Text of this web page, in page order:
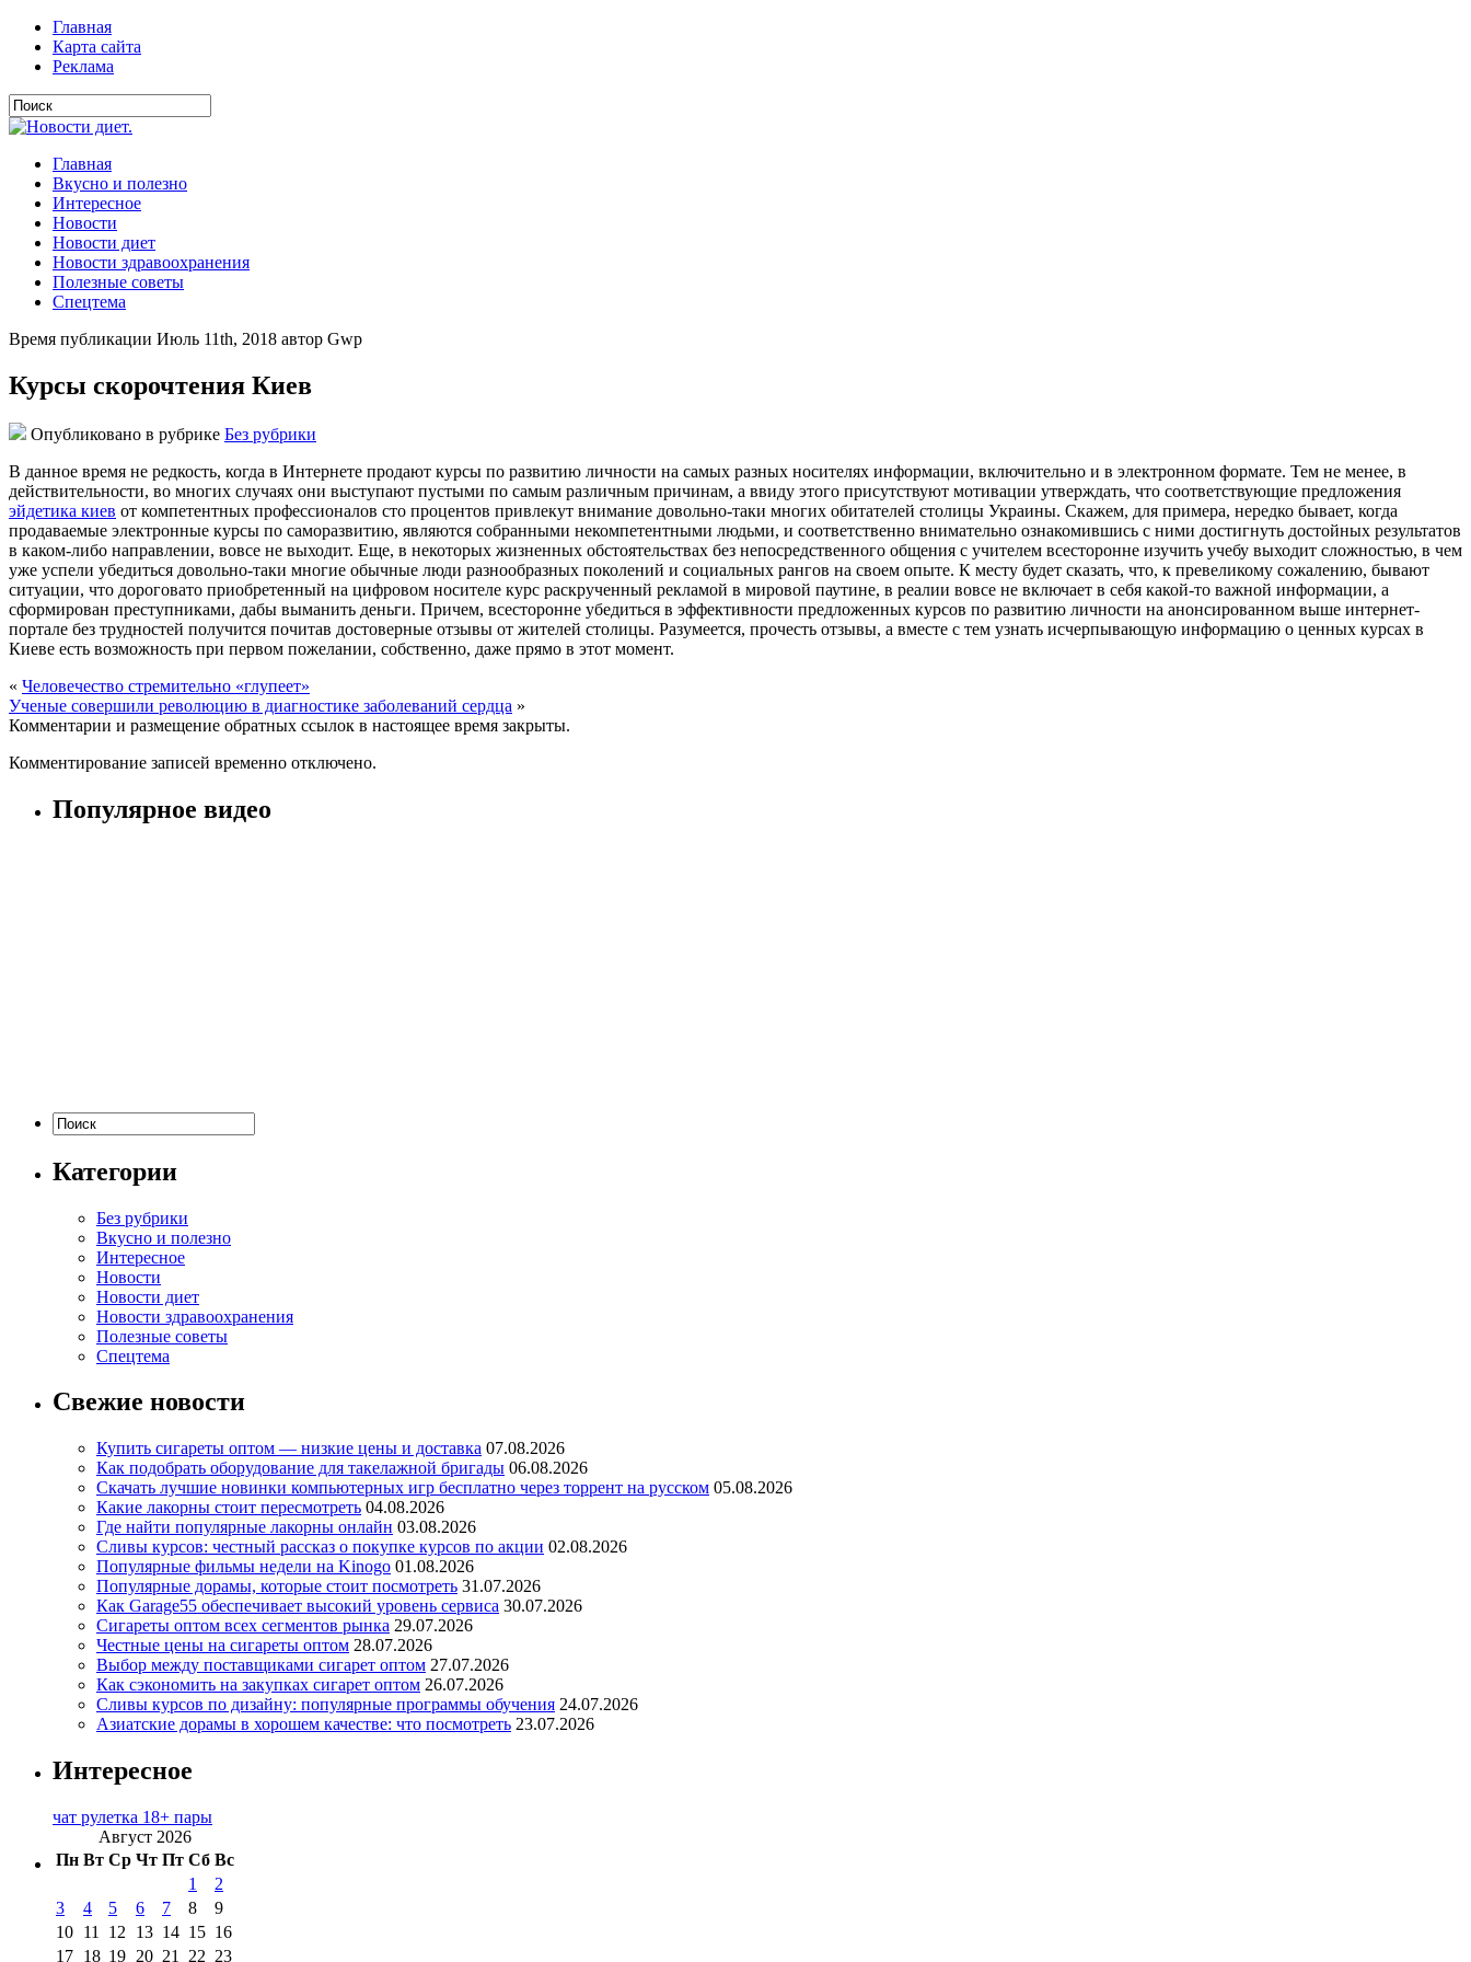
Главная
Карта сайта
Реклама
Главная
Вкусно и полезно
Интересное
Новости
Новости диет
Новости здравоохранения
Полезные советы
Спецтема
Время публикации Июль 11th, 2018 автор Gwp
Курсы скорочтения Киев
Опубликовано в рубрике Без рубрики
В данное время не редкость, когда в Интернете продают курсы по развитию личности на самых разных носителях информации, включительно и в электронном формате. Тем не менее, в
действительности, во многих случаях они выступают пустыми по самым различным причинам, а ввиду этого присутствуют мотивации утверждать, что соответствующие предложения
эйдетика киев от компетентных профессионалов сто процентов привлекут внимание довольно-таки многих обитателей столицы Украины. Скажем, для примера, нередко бывает, когда
продаваемые электронные курсы по саморазвитию, являются собранными некомпетентными людьми, и соответственно внимательно ознакомившись с ними достигнуть достойных результатов
в каком-либо направлении, вовсе не выходит. Еще, в некоторых жизненных обстоятельствах без непосредственного общения с учителем всесторонне изучить учебу выходит сложностью, в чем
уже успели убедиться довольно-таки многие обычные люди разнообразных поколений и социальных рангов на своем опыте. К месту будет сказать, что, к превеликому сожалению, бывают
ситуации, что дороговато приобретенный на цифровом носителе курс раскрученный рекламой в мировой паутине, в реалии вовсе не включает в себя какой-то важной информации, а
сформирован преступниками, дабы выманить деньги. Причем, всесторонне убедиться в эффективности предложенных курсов по развитию личности на анонсированном выше интернет-
портале без трудностей получится почитав достоверные отзывы от жителей столицы. Разумеется, прочесть отзывы, а вместе с тем узнать исчерпывающую информацию о ценных курсах в
Киеве есть возможность при первом пожелании, собственно, даже прямо в этот момент.
« Человечество стремительно «глупеет»
Ученые совершили революцию в диагностике заболеваний сердца »
Комментарии и размещение обратных ссылок в настоящее время закрыты.
Комментирование записей временно отключено.
Популярное видео
Категории
Без рубрики
Вкусно и полезно
Интересное
Новости
Новости диет
Новости здравоохранения
Полезные советы
Спецтема
Свежие новости
Купить сигареты оптом — низкие цены и доставка 07.08.2026
Как подобрать оборудование для такелажной бригады 06.08.2026
Скачать лучшие новинки компьютерных игр бесплатно через торрент на русском 05.08.2026
Какие лакорны стоит пересмотреть 04.08.2026
Где найти популярные лакорны онлайн 03.08.2026
Сливы курсов: честный рассказ о покупке курсов по акции 02.08.2026
Популярные фильмы недели на Kinogo 01.08.2026
Популярные дорамы, которые стоит посмотреть 31.07.2026
Как Garage55 обеспечивает высокий уровень сервиса 30.07.2026
Сигареты оптом всех сегментов рынка 29.07.2026
Честные цены на сигареты оптом 28.07.2026
Выбор между поставщиками сигарет оптом 27.07.2026
Как сэкономить на закупках сигарет оптом 26.07.2026
Сливы курсов по дизайну: популярные программы обучения 24.07.2026
Азиатские дорамы в хорошем качестве: что посмотреть 23.07.2026
Интересное
чат рулетка 18+ пары
Август 2026
Пн Вт Ср Чт Пт Сб Вс
1
2
3
4 5 6 7 8
9
10 11 12 13 14 15 16
17 18 19 20 21 22 23